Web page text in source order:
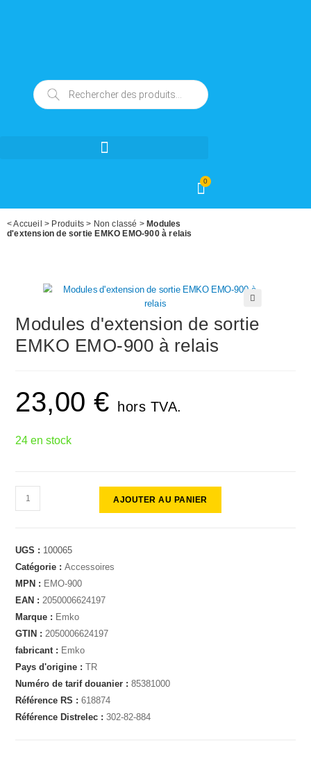
0
<Accueil > Produits > Non classé > Modules
d'extension de sortie EMKO EMO-900 à relais
Modules d'extension de sortie
EMKO EMO-900 à relais
23,00€ hors TVA.
24 en stock
AJOUTER AU PANIER
UGS : 100065
Catégorie :Accessoires
MPN : EMO-900
EAN :2050006624197
Marque : Emko
GTIN :2050006624197
fabricant : Emko
Pays d'origine :TR
Numéro de tarif douanier :85381000
Référence RS :618874
Référence Distrelec :302-82-884